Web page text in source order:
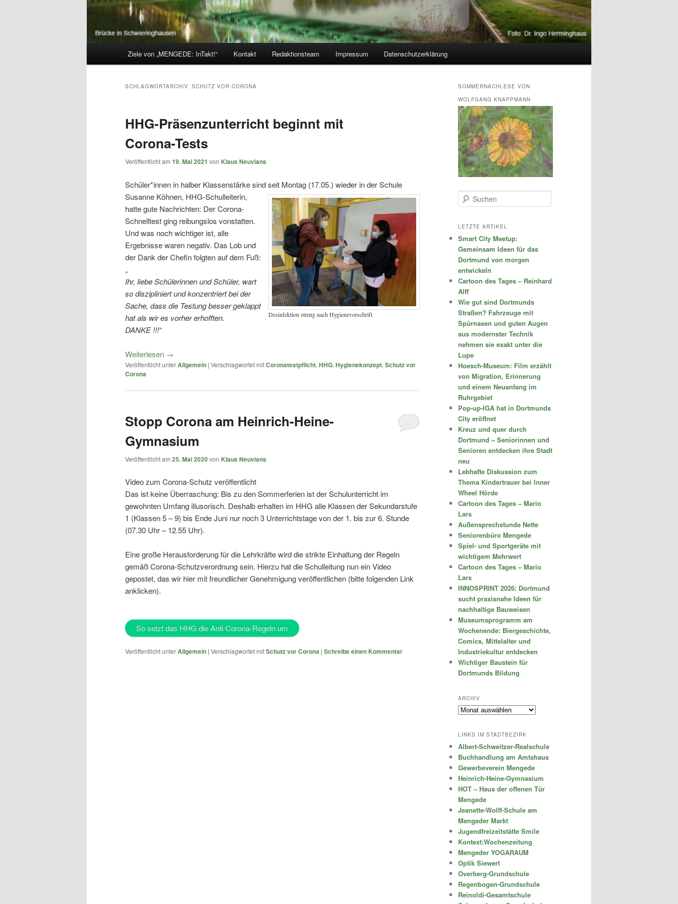
Ziele von „MENGEDE: InTakt!“ Kontakt Redaktionsteam Impressum Datenschutzerklärung
SCHLAGWORTARCHIV: SCHUTZ VOR CORONA
HHG-Präsenzunterricht beginnt mit
Corona-Tests
Veröffentlicht am 19. Mai 2021 von Klaus Neuvians
Schüler*innen in halber Klassenstärke sind seit Montag (17.05.) wieder in der Schule
Desinfektion streng nach Hygienevorschrift
Susanne Köhnen, HHG-Schulleiterin,
hatte gute Nachrichten: Der Corona-
Schnelltest ging reibungslos vonstatten.
Und was noch wichtiger ist, alle
Ergebnisse waren negativ. Das Lob und
der Dank der Chefin folgten auf dem Fuß:
„
Ihr, liebe Schülerinnen und Schüler, wart
so diszipliniert und konzentriert bei der
Sache, dass die Testung besser geklappt
hat als wir es vorher erhofften.
DANKE !!!“
Weiterlesen →
Veröffentlicht unterAllgemein | Verschlagwortet mitCoronatestpflicht, HHG, Hygienekonzept, Schutz vor
Corona
Stopp Corona am Heinrich-Heine-
Gymnasium
Veröffentlicht am 25. Mai 2020von Klaus Neuvians
Video zum Corona-Schutz veröffentlicht
Das ist keine Überraschung: Bis zu den Sommerferien ist der Schulunterricht im
gewohnten Umfang illusorisch. Deshalb erhalten im HHG alle Klassen der Sekundarstufe
1 (Klassen 5 – 9) bis Ende Juni nur noch 3 Unterrichtstage von der 1. bis zur 6. Stunde
(07.30 Uhr – 12.55 Uhr).
Eine große Herausforderung für die Lehrkräfte wird die strikte Einhaltung der Regeln
gemäß Corona-Schutzverordnung sein. Hierzu hat die Schulleitung nun ein Video
gepostet, das wir hier mit freundlicher Genehmigung veröffentlichen (bitte folgenden Link
anklicken).
So setzt das HHG die Anti-Corona-Regeln um
Veröffentlicht unterAllgemein | Verschlagwortet mitSchutz vor Corona | Schreibe einen Kommentar
SOMMERNACHLESE VON
WOLFGANG KNAPPMANN
u
h
n
LETZTE ARTIKEL
Smart City Meetup:
Gemeinsam Ideen für das
Dortmund von morgen
entwickeln
Cartoon des Tages – Reinhard
Alff
Wie gut sind Dortmunds
Straßen? Fahrzeuge mit
Spürnasen und guten Augen
aus modernster Technik
nehmen sie exakt unter die
Lupe
Hoesch-Museum: Film erzählt
von Migration, Erinnerung
und einem Neuanfang im
Ruhrgebiet
Pop-up-IGA hat in Dortmunds
City eröffnet
Kreuz und quer durch
Dortmund – Seniorinnen und
Senioren entdecken ihre Stadt
neu
Lebhafte Diskussion zum
Thema Kindertrauer bei Inner
Wheel Hörde
Cartoon des Tages – Mario
Lars
Außensprechstunde Nette
Seniorenbüro Mengede
Spiel- und Sportgeräte mit
wichtigem Mehrwert
Cartoon des Tages – Mario
Lars
INNOSPRINT 2026: Dortmund
sucht praxisnahe Ideen für
nachhaltige Bauweisen
Museumsprogramm am
Wochenende: Biergeschichte,
Comics, Mittelalter und
Industriekultur entdecken
Wichtiger Baustein für
Dortmunds Bildung
ARCHIV
Archiv
LINKS IM STADTBEZIRK
Albert-Schweitzer-Realschule
Buchhandlung am Amtshaus
Gewerbeverein Mengede
Heinrich-Heine-Gymnasium
HOT – Haus der offenen Tür
Mengede
Jeanette-Wolff-Schule am
Mengeder Markt
Jugendfreizeitstätte Smile
Kontext:Wochenzeitung
Mengeder YOGARAUM
Optik Siewert
Overberg-Grundschule
Regenbogen-Grundschule
Reinoldi-Gesamtschule